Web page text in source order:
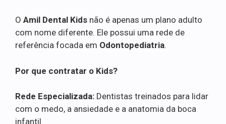
O Amil Dental Kids não é apenas um plano adulto
com nome diferente. Ele possui uma rede de
referência focada em Odontopediatria.
Por que contratar o Kids?
Rede Especializada: Dentistas treinados para lidar
com o medo, a ansiedade e a anatomia da boca
infantil.